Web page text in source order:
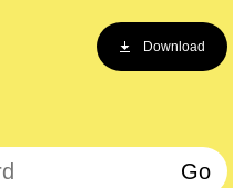
Download
Go